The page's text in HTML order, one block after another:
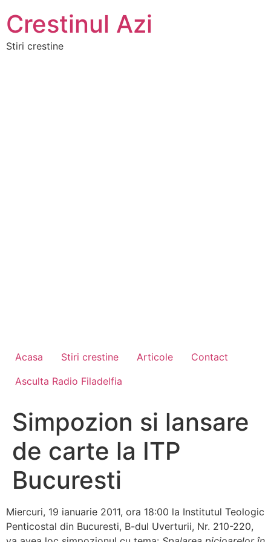
Crestinul Azi
Stiri crestine
Acasa Stiri crestine Articole
Contact
Asculta Radio Filadelfia
Simpozion si lansare
de carte la ITP
Bucuresti
Miercuri, 19 ianuarie 2011, ora 18:00 la Institutul Teologic
Penticostal din Bucuresti, B-dul Uverturii, Nr. 210-220,